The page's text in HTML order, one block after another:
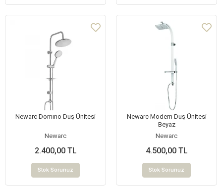
Newarc Domıno Duş Ünitesi
Newarc
2.400,00 TL
Stok Sorunuz
Newarc Modern Duş Ünitesi
Beyaz
Newarc
4.500,00 TL
Stok Sorunuz